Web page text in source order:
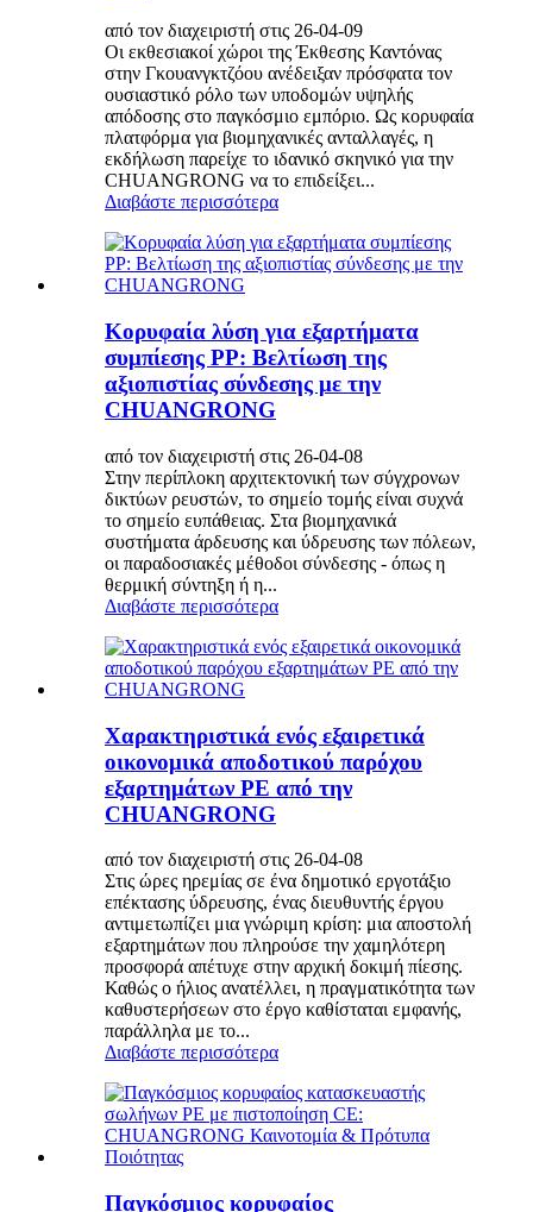
από τον διαχειριστή στις 26-04-09
Οι εκθεσιακοί χώροι της Έκθεσης Καντόνας
στην Γκουανγκτζόου ανέδειξαν πρόσφατα τον
ουσιαστικό ρόλο των υποδομών υψηλής
απόδοσης στο παγκόσμιο εμπόριο. Ως κορυφαία
πλατφόρμα για βιομηχανικές ανταλλαγές, η
εκδήλωση παρείχε το ιδανικό σκηνικό για την
CHUANGRONG να το επιδείξει...
Διαβάστε περισσότερα
Κορυφαία λύση για εξαρτήματα
συμπίεσης PP: Βελτίωση της
αξιοπιστίας σύνδεσης με την
CHUANGRONG
από τον διαχειριστή στις 26-04-08
Στην περίπλοκη αρχιτεκτονική των σύγχρονων
δικτύων ρευστών, το σημείο τομής είναι συχνά
το σημείο ευπάθειας. Στα βιομηχανικά
συστήματα άρδευσης και ύδρευσης των πόλεων,
οι παραδοσιακές μέθοδοι σύνδεσης - όπως η
θερμική σύντηξη ή η...
Διαβάστε περισσότερα
Χαρακτηριστικά ενός εξαιρετικά
οικονομικά αποδοτικού παρόχου
εξαρτημάτων PE από την
CHUANGRONG
από τον διαχειριστή στις 26-04-08
Στις ώρες ηρεμίας σε ένα δημοτικό εργοτάξιο
επέκτασης ύδρευσης, ένας διευθυντής έργου
αντιμετωπίζει μια γνώριμη κρίση: μια αποστολή
εξαρτημάτων που πληρούσε την χαμηλότερη
προσφορά απέτυχε στην αρχική δοκιμή πίεσης.
Καθώς ο ήλιος ανατέλλει, η πραγματικότητα των
καθυστερήσεων στο έργο καθίσταται εμφανής,
παράλληλα με το...
Διαβάστε περισσότερα
Παγκόσμιος κορυφαίος